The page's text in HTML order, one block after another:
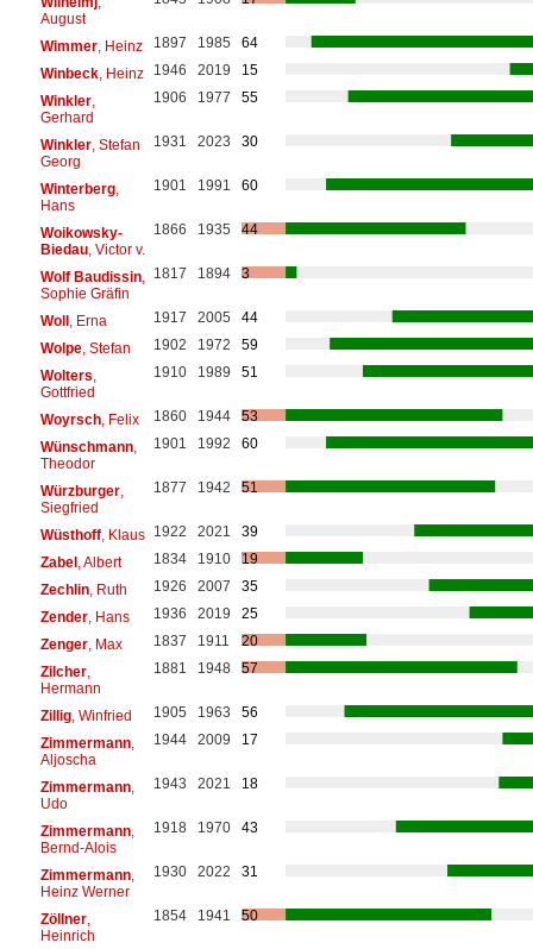
August
Wimmer, Heinz 1897 1985
64
Winbeck, Heinz 1946 2019
15
Winkler,
Gerhard
1906 1977 55
Winkler, Stefan
Georg
1931 2023 30
Winterberg,
Hans
1901 1991 60
Woikowsky-
Biedau, Victor v.
1866 1935 44
Wolf Baudissin,
Sophie Gräfin
1817 1894 3
Woll, Erna 1917 2005
44
Wolpe, Stefan 1902 1972
59
Wolters
Gottfried
1910 1989 51
Woyrsch, Felix 1860 1944
53
Wünschmann,
Theodor
1901 1992 60
Würzburger,
Siegfried
1877 1942 51
Wüsthoff, Klaus 1922 2021
39
Zabel, Albert 1834 1910
19
Zechlin, Ruth 1926 2007
35
Zender, Hans 1936 2019
25
Zenger, Max 1837 1911
20
Zilcher,
Hermann
1881 1948 57
Zillig, Winfried 1905 1963
56
Zimmermann,
Aljoscha
1944 2009 17
Zimmermann,
Udo
1943 2021 18
Zimmermann,
Bernd-Alois
1918 1970 43
Zimmermann,
Heinz Werner
1930 2022 31
Zöllner,
Heinrich
1854 1941 50